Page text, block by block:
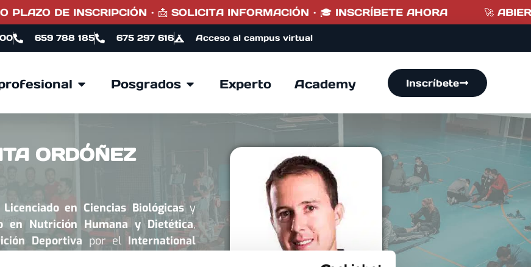
DE INSCRIPCIÓN · 📩 SOLICITA INFORMACIÓN · 🎓 INSCRÍBETE AHORA 🚀
659 788 185 675 297 616 Acceso al campus virtual
Posgrados Experto Academy Inscríbete
ORDÓÑEZ
Licenciado en Ciencias Biológicasy
en Nutrición Humana y Dietética,
Deportiva por el International